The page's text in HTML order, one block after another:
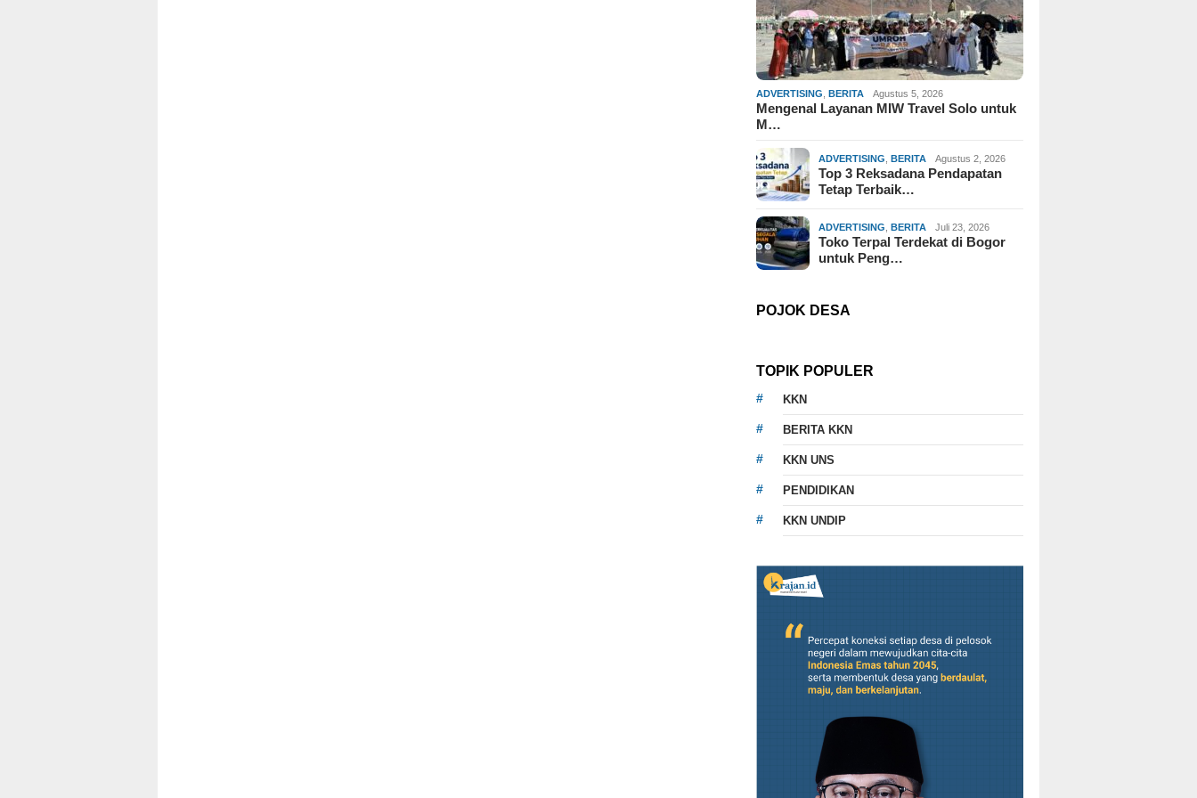
ADVERTISING ,BERITA Agustus 5, 2026
Mengenal Layanan MIW Travel Solo untuk
M…
ADVERTISING ,BERITA Agustus 2, 2026
Top 3 Reksadana Pendapatan
Tetap Terbaik…
ADVERTISING ,BERITA Juli 23, 2026
Toko Terpal Terdekat di Bogor
untuk Peng…
POJOK DESA
TOPIK POPULER
KKN
BERITA KKN
KKN UNS
PENDIDIKAN
KKN UNDIP